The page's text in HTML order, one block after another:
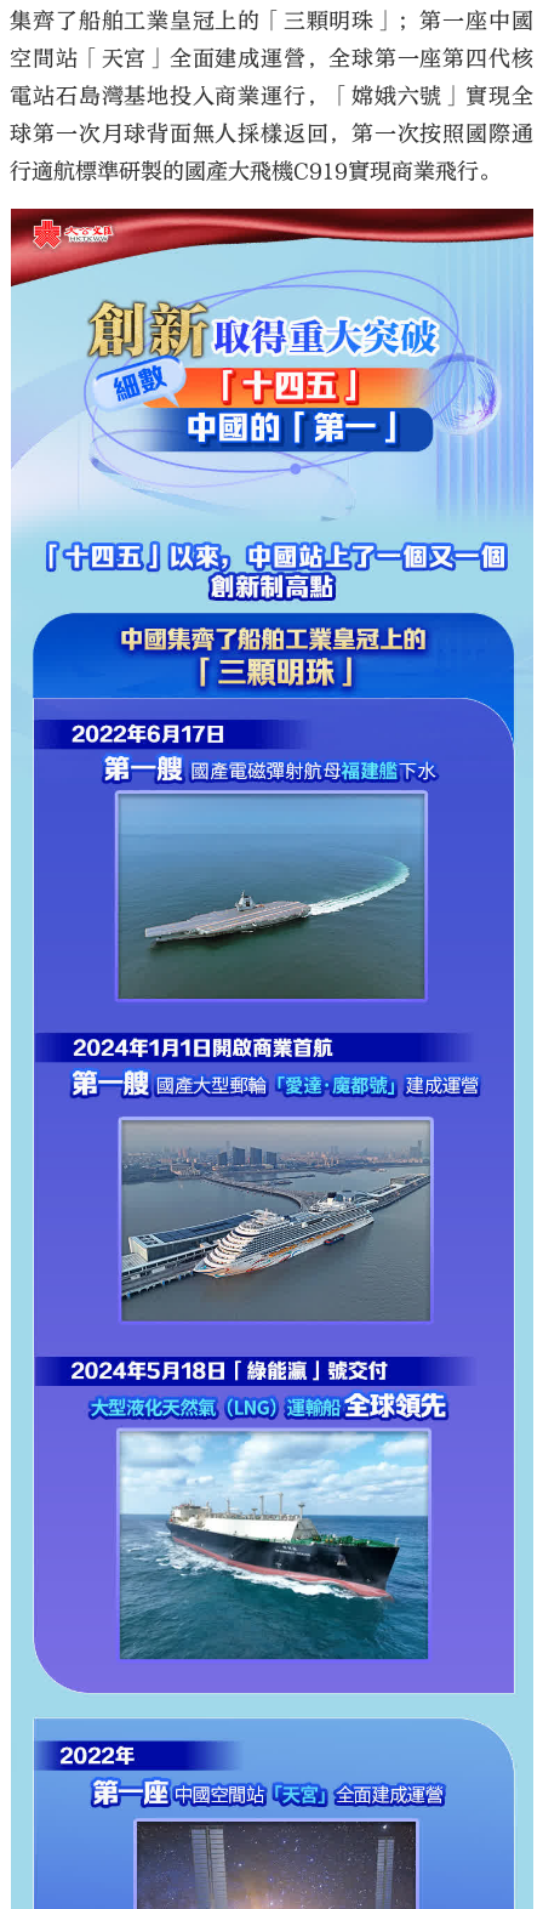
集齊了船舶工業皇冠上的「三顆明珠」；第一座中國
空間站「天宮」全面建成運營，全球第一座第四代核
電站石島灣基地投入商業運行，「嫦娥六號」實現全
球第一次月球背面無人採樣返回，第一次按照國際通
行適航標準研製的國產大飛機C919實現商業飛行。